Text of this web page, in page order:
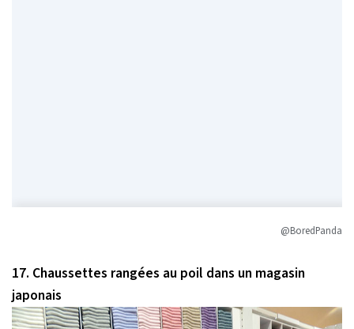
@BoredPanda
17. Chaussettes rangées au poil dans un magasin
japonais